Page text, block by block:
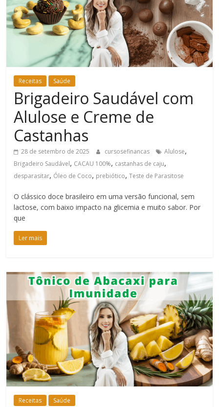
Estar
Receitas Saúde
Brigadeiro Saudável com
Alulose e Creme de
Castanhas
28 de setembro de 2025 cursosefinancas Alulose,
Brigadeiro Saudável, CACAU 100%, castanhas de caju,
desparasitar, Óleo de Coco, prebiótico,Teste de Parasitose
O clássico doce brasileiro em uma versão funcional, sem
lactose, com baixo impacto na glicemia e muito sabor. Por
que
Ler mais
Receitas Saúde